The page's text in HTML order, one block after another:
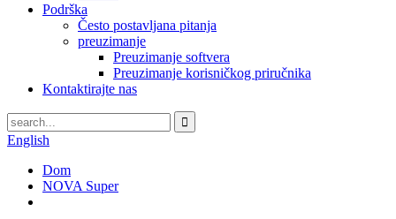
Podrška
Često postavljana pitanja
preuzimanje
Preuzimanje softvera
Preuzimanje korisničkog priručnika
Kontaktirajte nas
English
Dom
NOVA Super